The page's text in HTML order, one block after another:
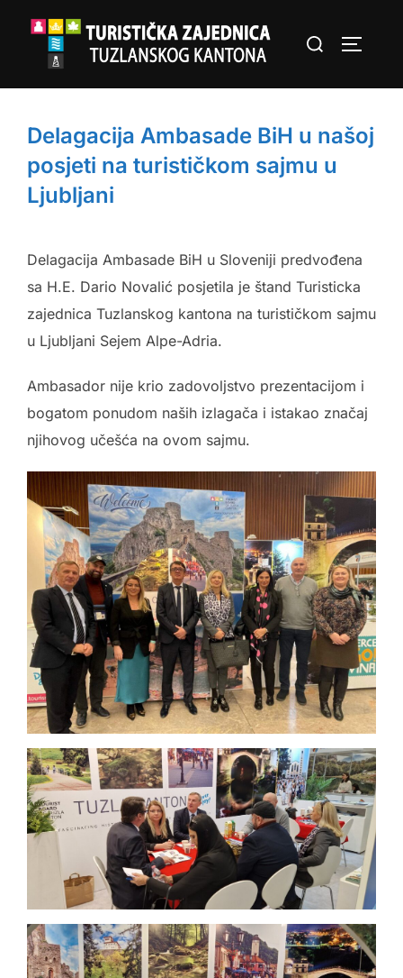
Search
Delagacija Ambasade BiH u našoj
posjeti na turističkom sajmu u
Ljubljani
Delagacija Ambasade BiH u Sloveniji predvođena
sa H.E. Dario Novalić posjetila je štand Turisticka
zajednica Tuzlanskog kantona na turističkom sajmu
u Ljubljani Sejem Alpe-Adria.
Ambasador nije krio zadovoljstvo prezentacijom i
bogatom ponudom naših izlagača i istakao značaj
njihovog učešća na ovom sajmu.